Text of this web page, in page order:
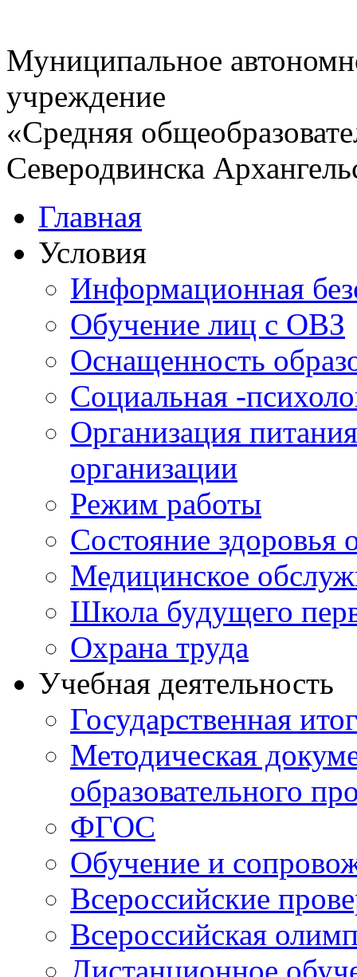
Муниципальное
учреждение
«Средняя
Северодвинска
Главная
Условия
Информационная
Обучение лиц с ОВЗ
Оснащенность
Социальная -
Организация
организации
Режим работы
Состояние
Медицинское
Школа будущего
Охрана труда
Учебная деятельность
Государственная
Методическая
образовательного
ФГОС
Обучение и
Всероссийские
Всероссийская